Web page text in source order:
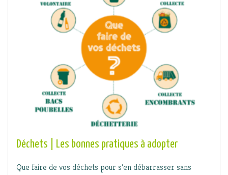
Déchets | Les bonnes pratiques à adopter
Que faire de vos déchets pour s’en débarrasser sans